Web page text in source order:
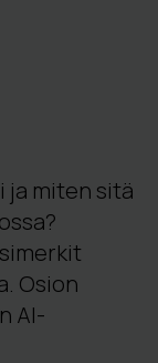
ja miten sitä
it
. Osion
AI-